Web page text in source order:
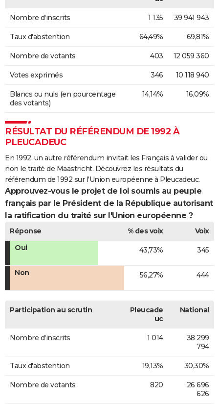
Nombre d'inscrits 1 135 39 941 943
Taux d'abstention 64,49% 69,81%
Nombre de votants 403 12 059 360
Votes exprimés 346 10 118 940
Blancs ou nuls (en pourcentage
des votants)
14,14% 16,09%
RÉSULTAT DU RÉFÉRENDUM DE 1992 À
PLEUCADEUC
En 1992, un autre référendum invitait les Français à valider ou
non le traité de Maastricht. Découvrez les résultats du
référendum de 1992 sur l'Union européenne à Pleucadeuc.
Approuvez-vous le projet de loi soumis au peuple
français par le Président de la République autorisant
la ratification du traité sur l'Union européenne ?
Réponse % des voix
Voix
Oui
43,73% 345
Non 56,27% 444
Participation au scrutin
Pleucade
uc
National
Nombre d'inscrits 1 014
38 299
794
Taux d'abstention 19,13% 30,30%
Nombre de votants 820
26 696
626